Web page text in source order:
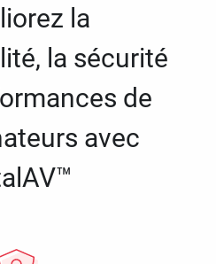
la
la sécurité
de
avec